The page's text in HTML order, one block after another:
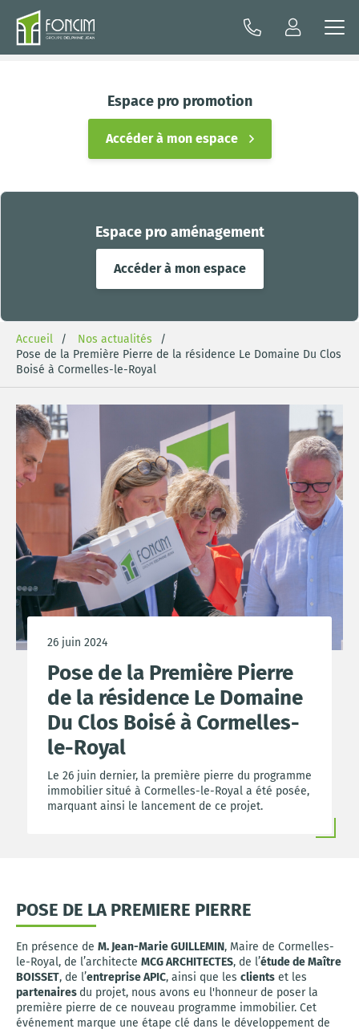
Espace pro aménagement
Accéder à mon espace
Espace pro promotion
Accéder à mon espace
Accueil
Nos actualités
Pose de la Première Pierre de la résidence Le Domaine Du Clos
Boisé à Cormelles-le-Royal
26 juin 2024
Pose de la Première Pierre
de la résidence Le Domaine
Du Clos Boisé à Cormelles-
le-Royal
Le 26 juin dernier, la première pierre du programme
immobilier situé à Cormelles-le-Royal a été posée,
marquant ainsi le lancement de ce projet.
POSE DE LA PREMIERE PIERRE
En présence de M. Jean-Marie GUILLEMIN, Maire de Cormelles-
le-Royal, de l’architecte MCG ARCHITECTES, de l’étude de Maître
BOISSET, de l’entreprise APIC, ainsi que les clients et les
partenaires du projet, nous avons eu l'honneur de poser la
première pierre de ce nouveau programme immobilier. Cet
événement marque une étape clé dans le développement de